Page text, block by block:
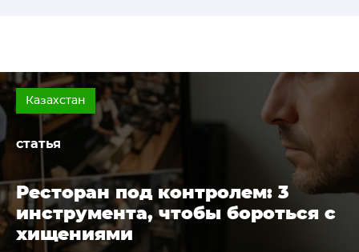
Казахстан
статья
Ресторан под контролем: 3
инструмента, чтобы бороться с
хищениями